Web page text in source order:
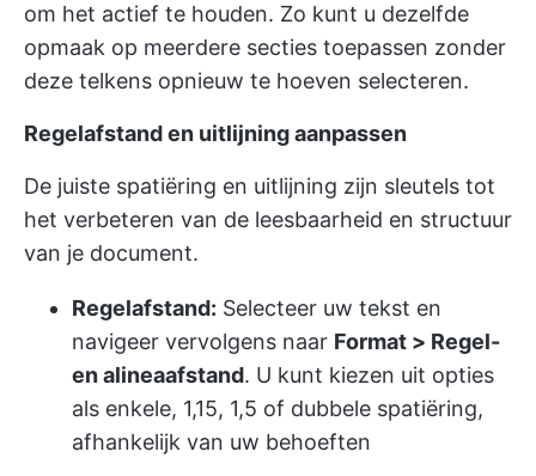
om het actief te houden. Zo kunt u dezelfde
opmaak op meerdere secties toepassen zonder
deze telkens opnieuw te hoeven selecteren.
Regelafstand en uitlijning aanpassen
De juiste spatiëring en uitlijning zijn sleutels tot
het verbeteren van de leesbaarheid en structuur
van je document.
Regelafstand: Selecteer uw tekst en
navigeer vervolgens naar Format > Regel-
en alineaafstand. U kunt kiezen uit opties
als enkele, 1,15, 1,5 of dubbele spatiëring,
afhankelijk van uw behoeften